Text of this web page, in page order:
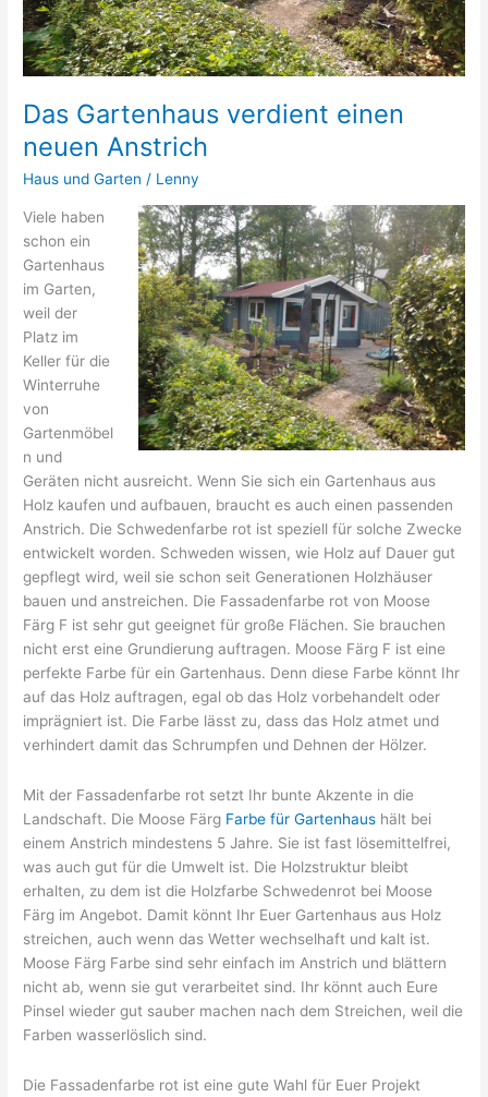
Das Gartenhaus verdient einen
neuen Anstrich
Haus und Garten / Lenny
Viele haben
schon ein
Gartenhaus
im Garten,
weil der
Platz im
Keller für die
Winterruhe
von
Gartenmöbel
n und
Geräten nicht ausreicht. Wenn Sie sich ein Gartenhaus aus
Holz kaufen und aufbauen, braucht es auch einen passenden
Anstrich. Die Schwedenfarbe rot ist speziell für solche Zwecke
entwickelt worden. Schweden wissen, wie Holz auf Dauer gut
gepflegt wird, weil sie schon seit Generationen Holzhäuser
bauen und anstreichen. Die Fassadenfarbe rot von Moose
Färg F ist sehr gut geeignet für große Flächen. Sie brauchen
nicht erst eine Grundierung auftragen. Moose Färg F ist eine
perfekte Farbe für ein Gartenhaus. Denn diese Farbe könnt Ihr
auf das Holz auftragen, egal ob das Holz vorbehandelt oder
imprägniert ist. Die Farbe lässt zu, dass das Holz atmet und
verhindert damit das Schrumpfen und Dehnen der Hölzer.
Mit der Fassadenfarbe rot setzt Ihr bunte Akzente in die
Landschaft. Die Moose Färg Farbe für Gartenhaus hält bei
einem Anstrich mindestens 5 Jahre. Sie ist fast lösemittelfrei,
was auch gut für die Umwelt ist. Die Holzstruktur bleibt
erhalten, zu dem ist die Holzfarbe Schwedenrot bei Moose
Färg im Angebot. Damit könnt Ihr Euer Gartenhaus aus Holz
streichen, auch wenn das Wetter wechselhaft und kalt ist.
Moose Färg Farbe sind sehr einfach im Anstrich und blättern
nicht ab, wenn sie gut verarbeitet sind. Ihr könnt auch Eure
Pinsel wieder gut sauber machen nach dem Streichen, weil die
Farben wasserlöslich sind.
Die Fassadenfarbe rot ist eine gute Wahl für Euer Projekt